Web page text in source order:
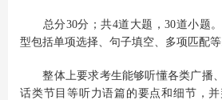
总分30分；共4道大题，30道小题。
型包括单项选择、句子填空、多项匹配等
整体上要求考生能够听懂各类广播、
话类节目等听力语篇的要点和细节，